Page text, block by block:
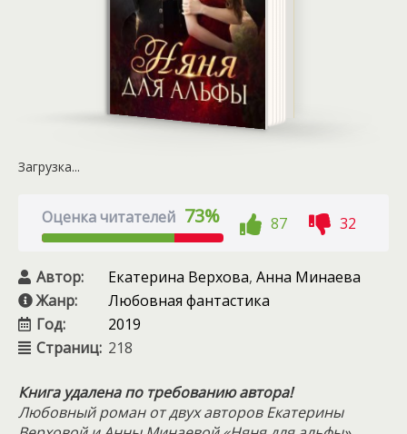
Загрузка...
Оценка читателей 73% 87 32
Автор: Екатерина Верхова, Анна Минаева
Жанр:
Любовная фантастика
Год:
2019
Страниц: 218
Книга удалена по требованию автора!
Любовный роман от двух авторов Екатерины